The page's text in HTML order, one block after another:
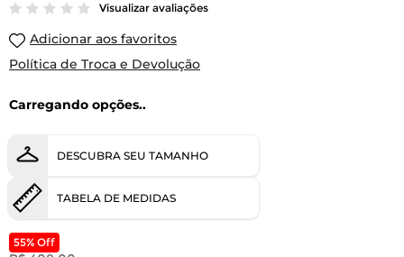
Visualizar avaliações
Adicionar aos favoritos
Política de Troca e Devolução
Carregando opções..
DESCUBRA SEU TAMANHO
TABELA DE MEDIDAS
55% Off